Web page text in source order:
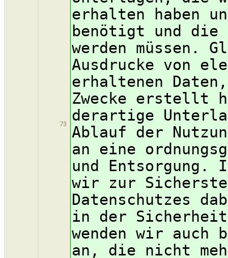
73
erhalten haben
benötigt und die
werden müssen.
Ausdrucke von
erhaltenen
Zwecke erstellt
derartige
Ablauf der
an eine
und Entsorgung.
wir zur
Datenschutzes
in der
wenden wir auch
an, die nicht